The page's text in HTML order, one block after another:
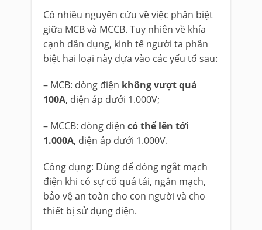
Có nhiều nguyên cứu về việc phân biệt
giữa MCB và MCCB. Tuy nhiên về khía
cạnh dân dụng, kinh tế người ta phân
biệt hai loại này dựa vào các yếu tố sau:
– MCB: dòng điện không vượt quá
100A, điện áp dưới 1.000V;
– MCCB: dòng điện có thể lên tới
1.000A, điện áp dưới 1.000V.
Công dụng: Dùng để đóng ngắt mạch
điện khi có sự cố quá tải, ngắn mạch,
bảo vệ an toàn cho con người và cho
thiết bị sử dụng điện.